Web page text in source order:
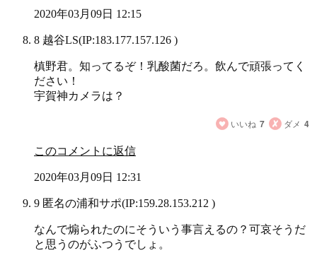
2020年03月09日 12:15
8 越谷LS(IP:183.177.157.126 )
槙野君。知ってるぞ！乳酸菌だろ。飲んで頑張ってく
ださい！
宇賀神カメラは？
いいね 7 ダメ 4
このコメントに返信
2020年03月09日 12:31
9 匿名の浦和サポ(IP:159.28.153.212 )
なんで煽られたのにそういう事言えるの？可哀そうだ
と思うのがふつうでしょ。